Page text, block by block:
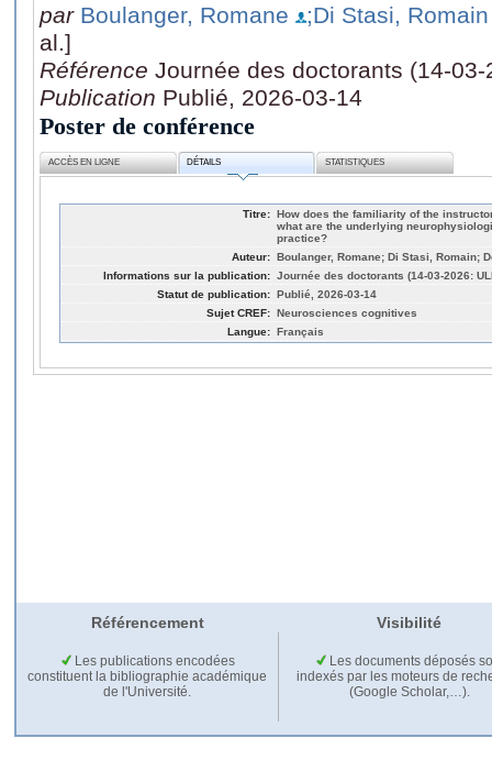
par Boulanger, Romane
;Di Stasi, Romain
al.]
Référence Journée des doctorants (14-03-
Publication Publié, 2026-03-14
Poster de conférence
ACCÈS EN LIGNE DÉTAILS STATISTIQUES
Titre: How does the familiarity of the
what are the underlying
practice?
Auteur: Boulanger, Romane; Di Stasi, Romain;
Informations sur la publication: Journée des doctorants (14-03-2026:
Statut de publication: Publié, 2026-03-14
Sujet CREF: Neurosciences cognitives
Langue: Français
Référencement Visibilité
Les publications encodées
constituent la bibliographie académique
de l'Université.
Les documents déposés
indexés par les moteurs de
(Google Scholar,…).